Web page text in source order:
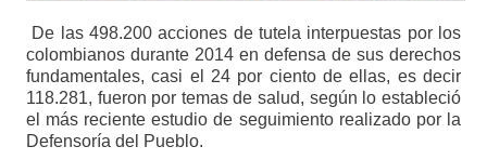
De las 498.200 acciones de tutela interpuestas por los
colombianos durante 2014 en defensa de sus derechos
fundamentales, casi el 24 por ciento de ellas, es decir
118.281, fueron por temas de salud, según lo estableció
el más reciente estudio de seguimiento realizado por la
Defensoría del Pueblo.